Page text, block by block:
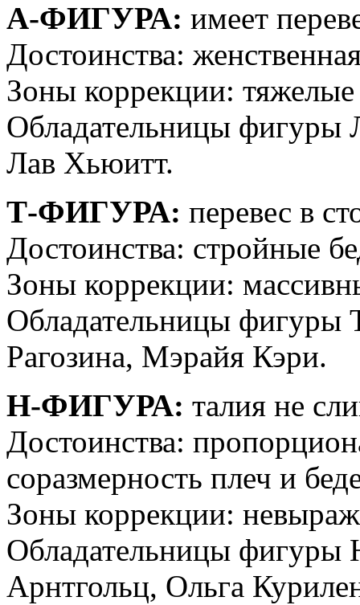
А-ФИГУРА: имеет
Достоинства:
Зоны коррекции: тяжелые
Обладательницы
Лав Хьюитт.
Т-ФИГУРА: перевес в
Достоинства: стройные
Зоны коррекции:
Обладательницы фигуры
Рагозина, Мэрайя Кэри.
Н-ФИГУРА: талия не
Достоинства:
соразмерность плеч и
Зоны коррекции:
Обладательницы фигуры
Арнтгольц, Ольга